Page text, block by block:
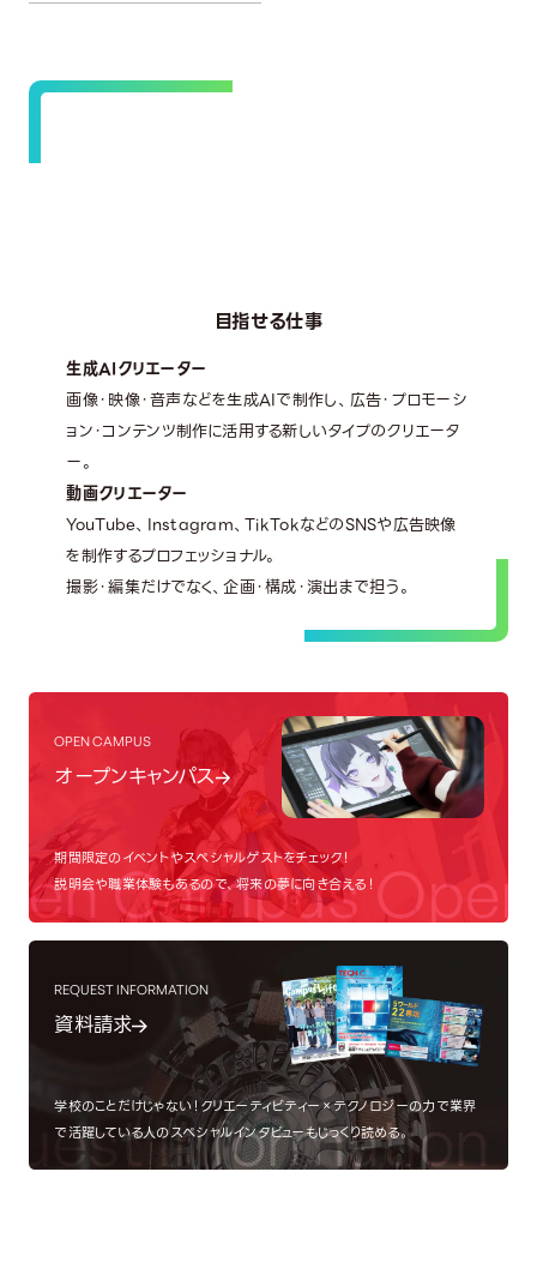
目指せる仕事
生成AIクリエーター
画像・映像・音声などを生成AIで制作し、広告・プロモーシ
ョン・コンテンツ制作に活用する新しいタイプのクリエータ
ー。
動画クリエーター
YouTube、Instagram、TikTokなどのSNSや広告映像
を制作するプロフェッショナル。
撮影・編集だけでなく、企画・構成・演出まで担う。
OPEN CAMPUS
オープンキャンパス
期間限定のイベントやスペシャルゲストをチェック！
説明会や職業体験もあるので、将来の夢に向き合える！
Campus Open
REQUEST INFORMATION
資料請求
学校のことだけじゃない！クリエーティビティー×テクノロジーの力で業界
で活躍している人のスペシャルインタビューもじっくり読める。
Information